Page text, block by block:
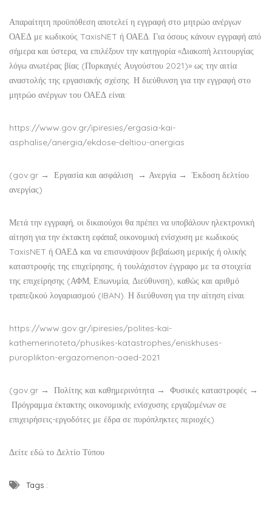
Απαραίτητη προϋπόθεση αποτελεί η εγγραφή στο μητρώο ανέργων
ΟΑΕΔ με κωδικούς TaxisNET ή ΟΑΕΔ. Για όσους κάνουν εγγραφή από
σήμερα και ύστερα, να επιλέξουν την κατηγορία «Διακοπή λειτουργίας
λόγω ανωτέρας βίας (Πυρκαγιές Αυγούστου 2021)» ως την αιτία
αναστολής της εργασιακής σχέσης. Η διεύθυνση για την εγγραφή στο
μητρώο ανέργων του ΟΑΕΔ είναι:
https://www.gov.gr/ipiresies/ergasia-kai-
asphalise/anergia/ekdose-deltiou-anergias
(gov.gr → Εργασία και ασφάλιση → Ανεργία → Έκδοση δελτίου
ανεργίας)
Μετά την εγγραφή, οι δικαιούχοι θα πρέπει να υποβάλουν ηλεκτρονική
αίτηση για την έκτακτη εφάπαξ οικονομική ενίσχυση με κωδικούς
TaxisNET ή ΟΑΕΔ και να επισυνάψουν βεβαίωση μερικής ή ολικής
καταστροφής της επιχείρησης, ή τουλάχιστον έγγραφο με τα στοιχεία
της επιχείρησης (ΑΦΜ, Επωνυμία, Διεύθυνση), καθώς και αριθμό
τραπεζικού λογαριασμού (IBAN). Η διεύθυνση για την αίτηση είναι:
https://www.gov.gr/ipiresies/polites-kai-
kathemerinoteta/phusikes-katastrophes/eniskhuses-
puroplikton-ergazomenon-oaed-2021
(gov.gr → Πολίτης και καθημερινότητα → Φυσικές καταστροφές →
Πρόγραμμα έκτακτης οικονομικής ενίσχυσης εργαζομένων σε
επιχειρήσεις-εργοδότες με έδρα σε πυρόπληκτες περιοχές)
Δείτε εδώ το Δελτίο Τύπου
Tags :